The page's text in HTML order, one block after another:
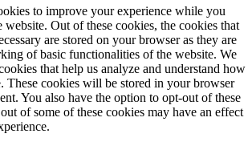
to improve your experience while you
website. Out of these cookies, the cookies that
are stored on your browser as they are
of basic functionalities of the website. We
that help us analyze and understand how
These cookies will be stored in your browser
You also have the option to opt-out of these
of some of these cookies may have an effect